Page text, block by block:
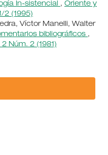
In-sistencial , Oriente y
2 (1995)
Víctor Manelli, Walter
bibliográficos ,
Núm. 2 (1981)